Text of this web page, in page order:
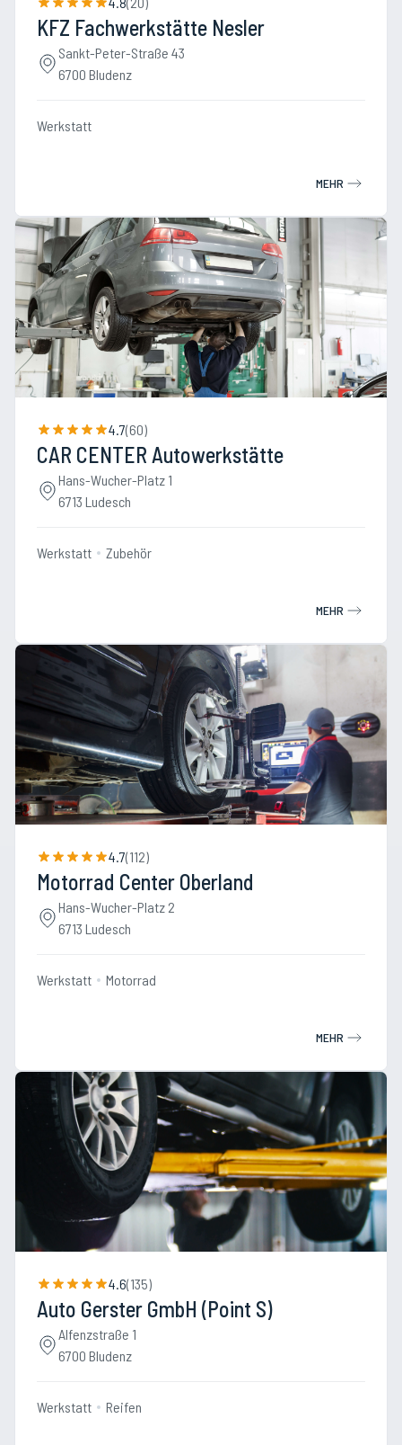
KFZ Fachwerkstätte Nesler
Sankt-Peter-Straße 43
6700 Bludenz
Werkstatt
MEHR
4.7(60)
CAR CENTER Autowerkstätte
Hans-Wucher-Platz 1
6713 Ludesch
Werkstatt Zubehör
MEHR
4.7(112)
Motorrad Center Oberland
Hans-Wucher-Platz 2
6713 Ludesch
Werkstatt Motorrad
MEHR
4.6(135)
Auto Gerster GmbH (Point S)
Alfenzstraße 1
6700 Bludenz
Werkstatt Reifen